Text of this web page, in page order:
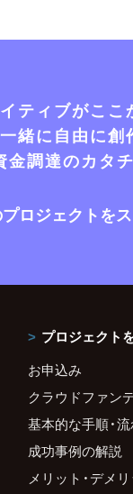
ティブがここ
緒に自由に創
金調達のカタ
ロジェクトを
プロジェクト
お申込み
クラウドファン
基本的な手順・
成功事例の解説
メリット・デメ